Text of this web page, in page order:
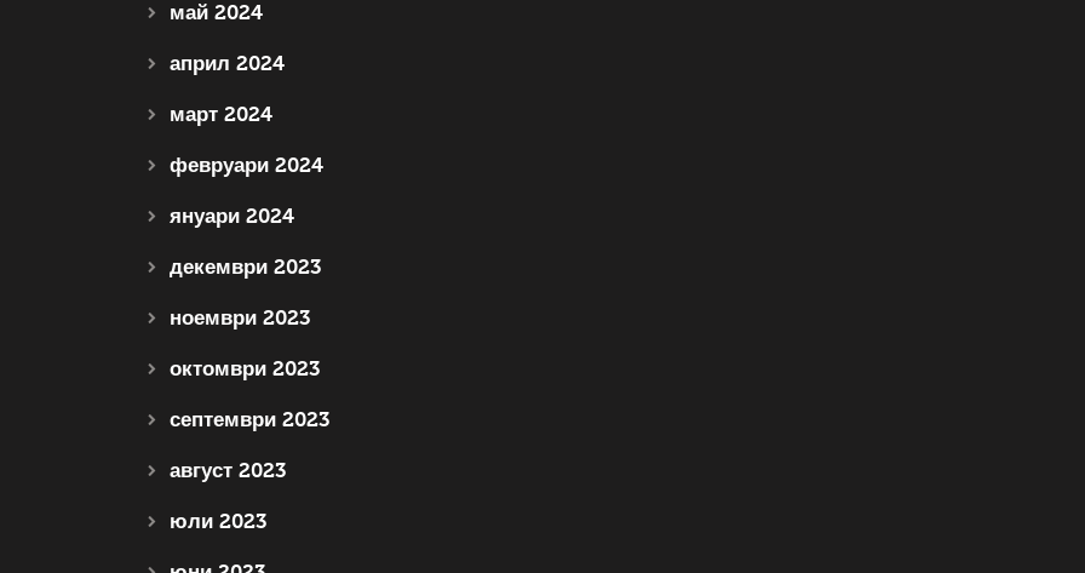
май 2024
април 2024
март 2024
февруари 2024
януари 2024
декември 2023
ноември 2023
октомври 2023
септември 2023
август 2023
юли 2023